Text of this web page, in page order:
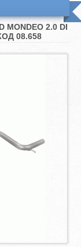
2.0 DI
08.658